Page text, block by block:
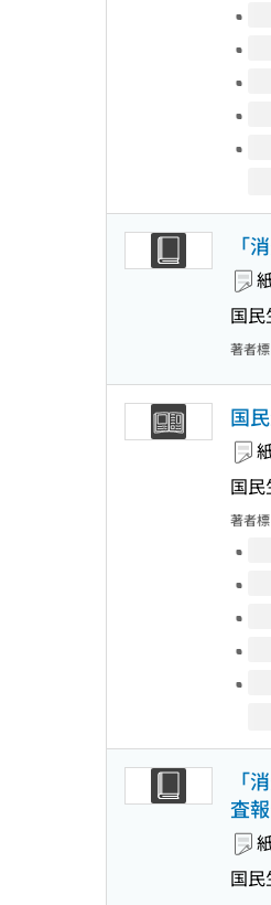
この
「
国
著者標
国
国
著者標
この
「
査
国